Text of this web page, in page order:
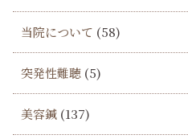
当院について (58)
突発性難聴 (5)
美容鍼 (137)